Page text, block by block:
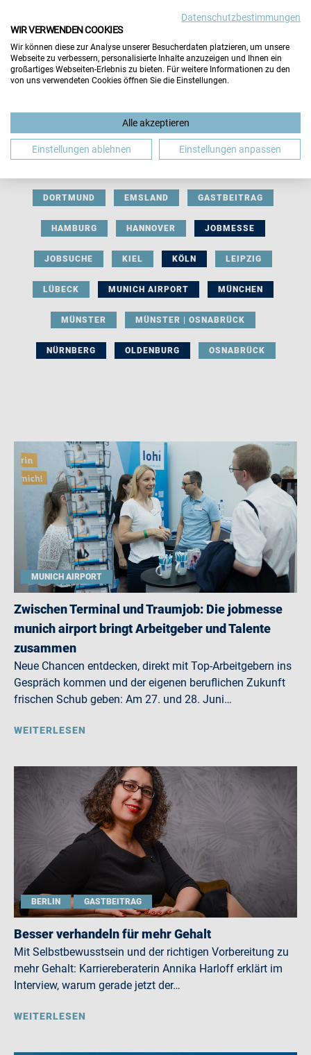
BERUFLICHE ORIENTIERUNG BEWERBUNG
DORTMUND EMSLAND GASTBEITRAG
HAMBURG HANNOVER JOBMESSE
JOBSUCHE KIEL KÖLN LEIPZIG
LÜBECK MUNICH AIRPORT MÜNCHEN
MÜNSTER MÜNSTER | OSNABRÜCK
NÜRNBERG OLDENBURG OSNABRÜCK
MUNICH AIRPORT
Zwischen Terminal und Traumjob: Die jobmesse
munich airport bringt Arbeitgeber und Talente
zusammen
Neue Chancen entdecken, direkt mit Top-Arbeitgebern ins
Gespräch kommen und der eigenen beruflichen Zukunft
frischen Schub geben: Am 27. und 28. Juni…
WEITERLESEN
BERLIN GASTBEITRAG
Besser verhandeln für mehr Gehalt
Mit Selbstbewusstsein und der richtigen Vorbereitung zu
mehr Gehalt: Karriereberaterin Annika Harloff erklärt im
Interview, warum gerade jetzt der…
WEITERLESEN
Datenschutzbestimmungen
WIR VERWENDEN COOKIES
Wir können diese zur Analyse unserer Besucherdaten platzieren, um unsere
Webseite zu verbessern, personalisierte Inhalte anzuzeigen und Ihnen ein
großartiges Webseiten-Erlebnis zu bieten. Für weitere Informationen zu den
von uns verwendeten Cookies öffnen Sie die Einstellungen.
Alle akzeptieren
Einstellungen ablehnen Einstellungen anpassen